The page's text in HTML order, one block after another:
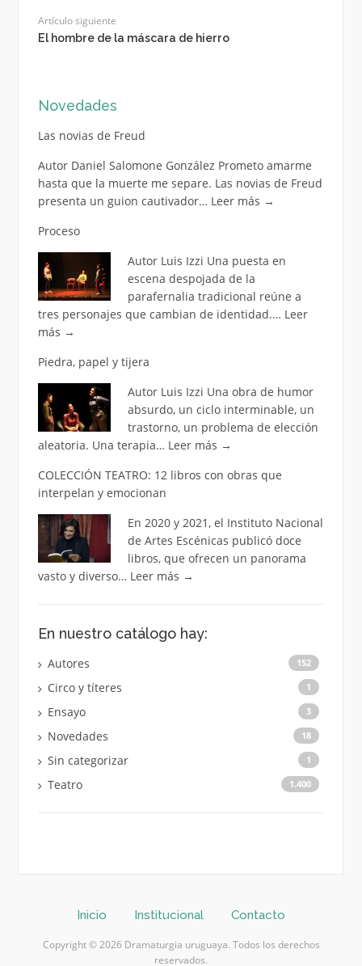
Artículo siguiente
El hombre de la máscara de hierro
Novedades
Las novias de Freud
Autor Daniel Salomone González Prometo amarme
hasta que la muerte me separe. Las novias de Freud
presenta un guion cautivador… Leer más →
Proceso
Autor Luis Izzi Una puesta en
escena despojada de la
parafernalia tradicional reúne a
tres personajes que cambian de identidad.… Leer
más →
Piedra, papel y tijera
Autor Luis Izzi Una obra de humor
absurdo, un ciclo interminable, un
trastorno, un problema de elección
aleatoria. Una terapia… Leer más →
COLECCIÓN TEATRO: 12 libros con obras que
interpelan y emocionan
En 2020 y 2021, el Instituto Nacional
de Artes Escénicas publicó doce
libros, que ofrecen un panorama
vasto y diverso… Leer más →
En nuestro catálogo hay:
Autores 152
Circo y títeres 1
Ensayo 3
Novedades 18
Sin categorizar 1
Teatro 1.400
Inicio Institucional Contacto
Copyright © 2026 Dramaturgia uruguaya. Todos los derechos
reservados.